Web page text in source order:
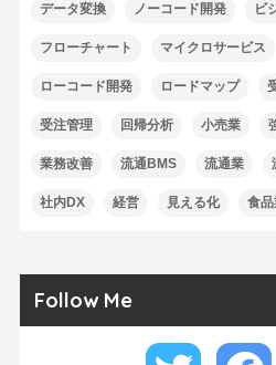
データ変換 ノーコード開発 ビ
フローチャート マイクロサービス
ローコード開発 ロードマップ
受注管理 回帰分析 小売業
業務改善 流通BMS 流通業
社内DX 経営 見える化 食
Follow Me